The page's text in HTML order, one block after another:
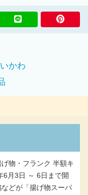
かわ
物・フランク 半額キ
6月3日 ～ 6日まで開
どが「揚げ物スーパ